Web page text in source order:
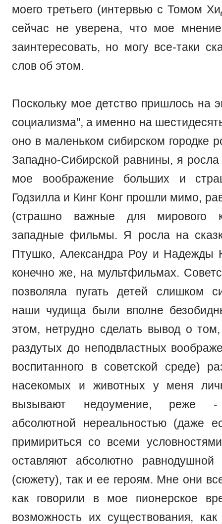
моего третьего (интервью с Томом
сейчас не уверена, что мое
заинтересовать, но могу все-таки
слов об этом.
Поскольку мое детство пришлось на
социализма", а именно на
оно в маленьком сибирском городке
Западно-Сибирской равнины, я росла
мое воображение больших и
Годзилла и Кинг Конг прошли мимо,
(страшно важные для мирового
западные фильмы. Я росла на
Птушко, Александра Роу и Надежды
конечно же, на мультфильмах.
позволяла пугать детей слишком
наши чудища были вполне
этом, нетрудно сделать вывод о
раздутых до неподвластных
воспитанного в советской среде)
насекомых и животных у меня
вызывают недоумение, реже -
абсолютной нереальностью (даже
примириться со всеми
оставляют абсолютно
(сюжету), так и ее героям. Мне они
как говорили в мое пионерское
возможность их существования, как